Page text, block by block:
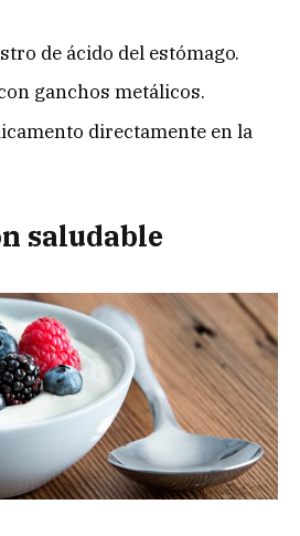
de ácido del estómago.
ganchos metálicos.
directamente en la
saludable